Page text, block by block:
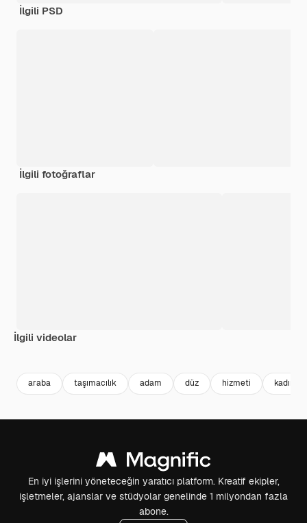
İlgili PSD
İlgili fotoğraflar
İlgili videolar
araba taşımacılık adam düz hizmeti kadın
En iyi işlerini yöneteceğin yaratıcı platform. Kreatif ekipler,
işletmeler, ajanslar ve stüdyolar genelinde 1 milyondan fazla
abone.